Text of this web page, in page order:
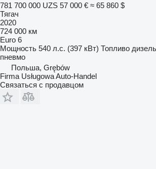
781 700 000 UZS 57 000 € ≈ 65 860 $
Тягач
2020
724 000 км
Euro 6
Мощность 540 л.с. (397 кВт) Топливо дизель
пневмо
Польша, Grębów
Firma Usługowa Auto-Handel
Связаться с продавцом